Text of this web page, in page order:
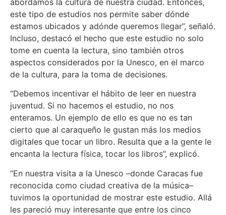
este tipo de estudios nos permite saber dónde
estamos ubicados y adónde queremos llegar”, señaló.
Incluso, destacó el hecho que este estudio no solo
tome en cuenta la lectura, sino también otros
aspectos considerados por la Unesco, en el marco
de la cultura, para la toma de decisiones.
“Debemos incentivar el hábito de leer en nuestra
juventud. Si no hacemos el estudio, no nos
enteramos. Un ejemplo de ello es que no es tan
cierto que al caraqueño le gustan más los medios
digitales que tocar un libro. Resulta que a la gente le
encanta la lectura física, tocar los libros”, explicó.
“En nuestra visita a la Unesco –donde Caracas fue
reconocida como ciudad creativa de la música–
tuvimos la oportunidad de mostrar este estudio. Allá
les pareció muy interesante que entre los cinco